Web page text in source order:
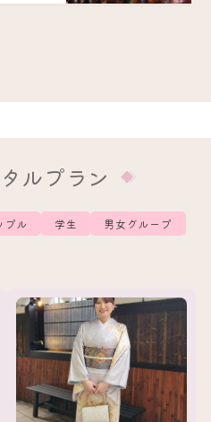
ルプラン
プル 学生
男女グループ